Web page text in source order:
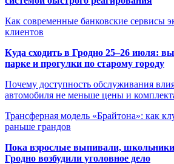
Как современные банковские сервисы
клиентов
Куда сходить в Гродно 25–26 июля:
парке и прогулки по старому городу
Почему доступность обслуживания
автомобиля не меньше цены и
Трансферная модель «Брайтона»: как
раньше грандов
Пока взрослые выпивали,
Гродно возбудили уголовное дело